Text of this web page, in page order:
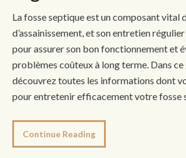
La fosse septique est un composant vital
d’assainissement, et son entretien
pour assurer son bon fonctionnement et
problèmes coûteux à long terme. Dans
découvrez toutes les informations dont
pour entretenir efficacement votre fosse
Continue Reading